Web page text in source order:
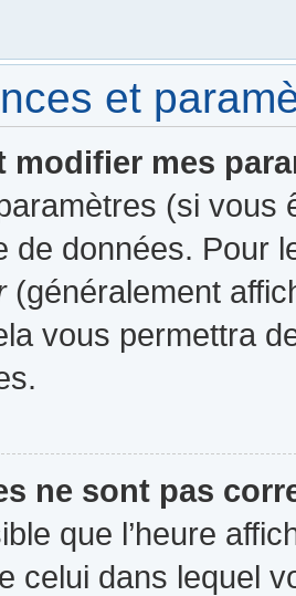
et
modifier mes
(si vous
de données. Pour
(généralement
vous permettra
ne sont pas
que l’heure
celui dans lequel